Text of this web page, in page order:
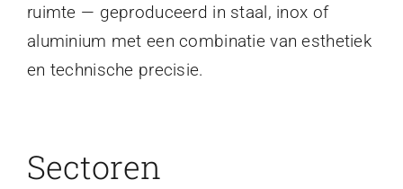
ruimte — geproduceerd in staal, inox of
aluminium met een combinatie van esthetiek
en technische precisie.
Sectoren